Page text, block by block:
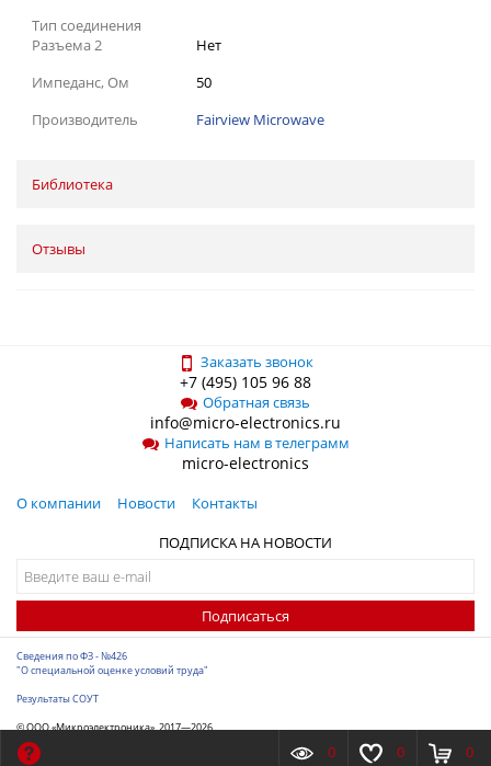
Тип соединения
Разъема 2
Нет
Импеданс, Ом
50
Производитель
Fairview Microwave
Библиотека
Отзывы
Заказать звонок
+7 (495) 105 96 88
Обратная связь
info@micro-electronics.ru
Написать нам в телеграмм
micro-electronics
О компании Новости
Контакты
ПОДПИСКА НА НОВОСТИ
Подписаться
Сведения по ФЗ - №426
"О специальной оценке условий труда"
Результаты СОУТ
© ООО «Микроэлектроника», 2017—2026
Разработка сайта
0 0 0